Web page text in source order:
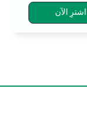
اشترِ الآن